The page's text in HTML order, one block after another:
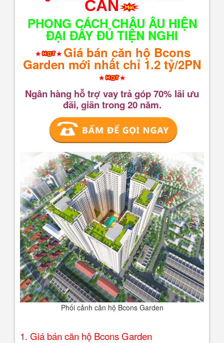
CĂN
PHONG CÁCH CHÂU ÂU HIỆN
ĐẠI ĐẦY ĐỦ TIỆN NGHI
Giá bán căn hộ Bcons
Garden mới nhất chỉ 1.2 tỷ/2PN
Ngân hàng hỗ trợ vay trả góp 70% lãi ưu
đãi, giãn trong 20 năm.
Phối cảnh căn hộ Bcons Garden
1. Giá bán căn hộ Bcons Garden